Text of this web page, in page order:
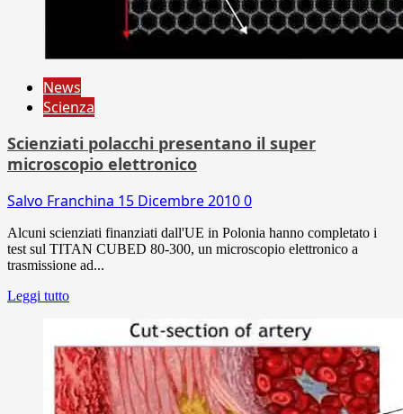
News
Scienza
Scienziati polacchi presentano il super
microscopio elettronico
Salvo Franchina 15 Dicembre 20100
Alcuni scienziati finanziati dall'UE in Polonia hanno completato i
test sul TITAN CUBED 80-300, un microscopio elettronico a
trasmissione ad...
Leggi tutto